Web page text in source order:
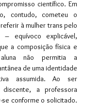
científico. Em
contudo, cometeu o
à mulher trans pelo
– equívoco explicável,
a composição física e
não permitia a
de uma identidade
assumida. Ao ser
a professora
se conforme o solicitado.